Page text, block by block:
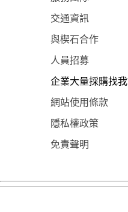
交通資訊
與楔石合作
人員招募
企業大量採購找
網站使用條款
隱私權政策
免責聲明